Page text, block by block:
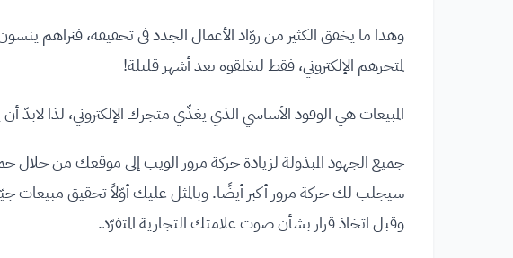
وهذا ما يخفق الكثير من روّاد الأعمال الجدد في تحقيقه، فنراهم
لمتجرهم الإلكتروني، فقط ليغلقوه بعد أشهر قليلة!
المبيعات هي الوقود الأساسي الذي يغذّي متجرك الإلكتروني، لذا لابدّ
جميع الجهود المبذولة لزيادة حركة مرور الويب إلى موقعك من خلال
سيجلب لك حركة مرور أكبر أيضًا. وبالمثل عليك أوّلاً تحقيق مبيعات
وقبل اتخاذ قرار بشأن صوت علامتك التجارية المتفرّد.